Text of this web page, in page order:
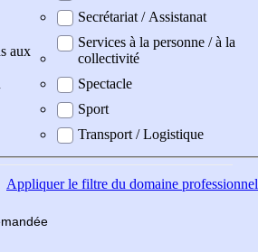
aux
Secrétariat / Assistanat
Services à la personne / à la
collectivité
Spectacle
Sport
Transport / Logistique
Appliquerle filtre du domaine professionnel